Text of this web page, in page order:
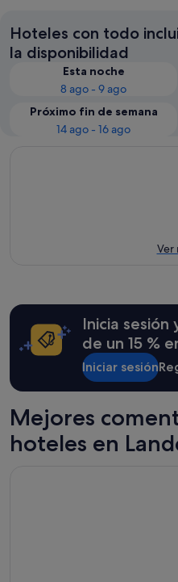
Hoteles con todo
la disponibilidad
Esta noche
8 ago - 9 ago
Próximo fin de semana
14 ago - 16 ago
Ver
Inicia sesión
de un 15 %
Iniciar sesión
Mejores
hoteles en